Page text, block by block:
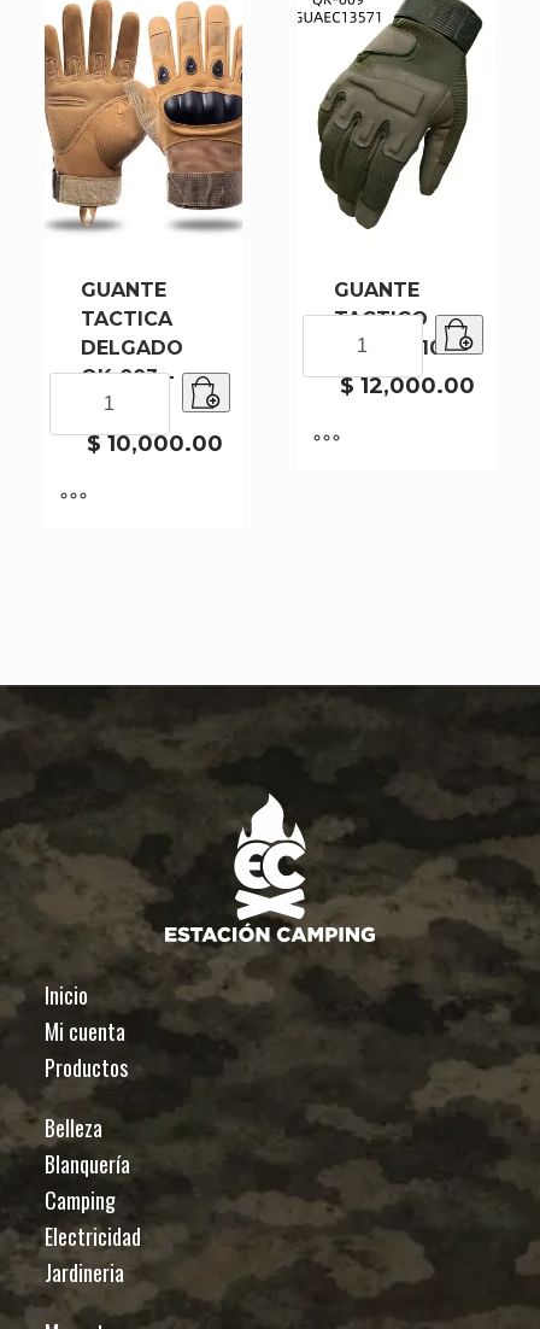
GUANTE
TACTICA
DELGADO
QK-003 –
100
$10,000.00
TACTICA
DELGADO
003
GUANTE
TACTICO
QK-009-100
$12,000.00
TACTICO
QK-
100
Inicio
Mi cuenta
Productos
Belleza
Blanquería
Camping
Electricidad
Jardineria